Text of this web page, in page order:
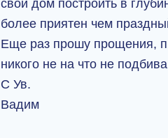
свой дом построить в
более приятен чем
Еще раз прошу прощения,
никого не на что не
С Ув.
Вадим